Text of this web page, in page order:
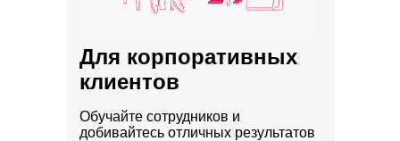
Для корпоративных
клиентов
Обучайте сотрудников и
добивайтесь отличных результатов